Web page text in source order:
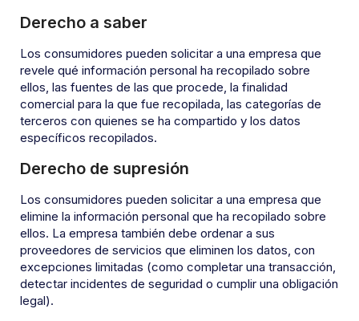
Derecho a saber
Los consumidores pueden solicitar a una empresa que
revele qué información personal ha recopilado sobre
ellos, las fuentes de las que procede, la finalidad
comercial para la que fue recopilada, las categorías de
terceros con quienes se ha compartido y los datos
específicos recopilados.
Derecho de supresión
Los consumidores pueden solicitar a una empresa que
elimine la información personal que ha recopilado sobre
ellos. La empresa también debe ordenar a sus
proveedores de servicios que eliminen los datos, con
excepciones limitadas (como completar una transacción,
detectar incidentes de seguridad o cumplir una obligación
legal).